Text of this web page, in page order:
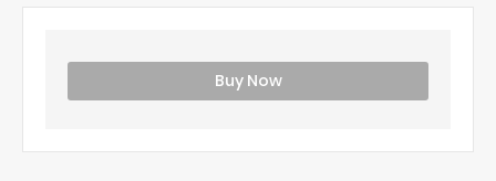
Buy Now